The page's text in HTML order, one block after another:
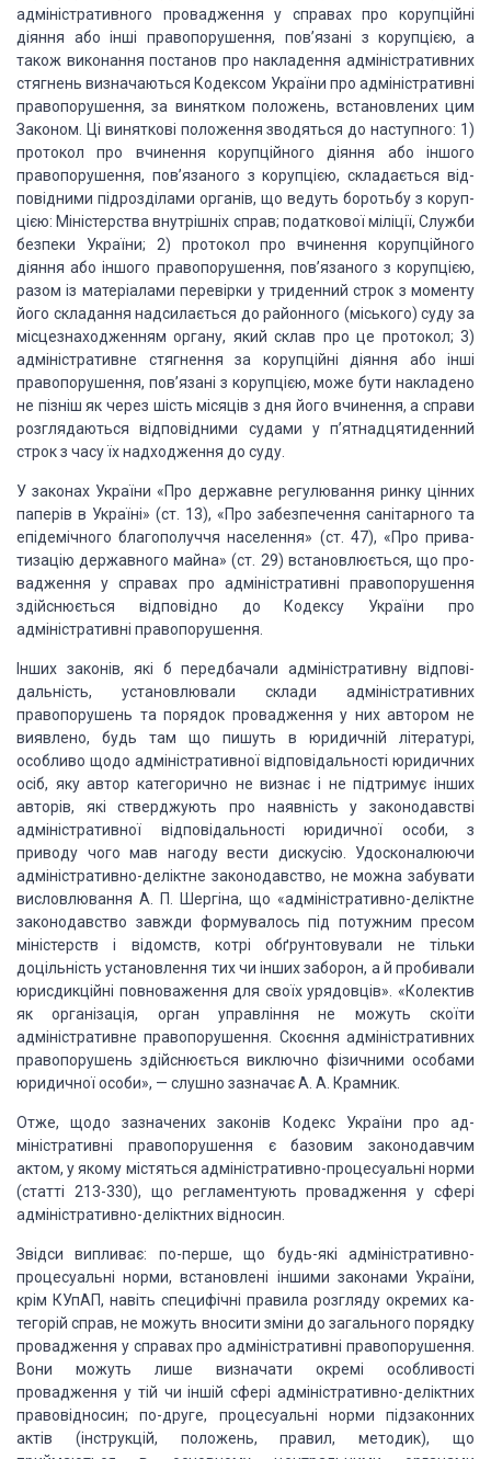
адміністративного провадження у справах про корупційні
діян­ня або інші правопорушення, пов’язані з корупцією, а
також виконання постанов про накладення адміністративних
стяг­нень визначаються Кодексом України про адміністративні
пра­вопорушення, за винятком положень, встановлених цим
Зако­ном.
Ці виняткові положення зводяться до наступного: 1)
про­токол про вчинення корупційного діяння або іншого
правопорушення, пов’язаного з корупцією, складається від­
повідними підрозділами органів, що ведуть боротьбу з коруп­
цією: Міністерства внутрішніх справ; податкової міліції, Служ­би
безпеки України; 2) протокол про вчинення корупційного
діяння або іншого правопорушення, пов’язаного з корупцією,
разом із матеріалами перевірки у триденний строк з моменту
його складання надсилається до районного (міського) суду за
місцезнаходженням органу, який склав про це протокол; 3)
адміністративне стягнення за корупційні діяння або інші
право­порушення, пов’язані з корупцією, може бути накладено
не пізніш як через шість місяців з дня його вчинення, а справи
розглядаються відповідними судами у п’ятнадцятиденний
строк з часу їхнадходження до суду.
У законах України «Про державне регулювання ринку цін­них
паперів в Україні» (ст. 13), «Про забезпечення санітарного та
епідемічного благополуччя населення» (ст. 47), «Про прива­
тизацію державного майна» (ст. 29) встановлюється, що про­
вадження у справах про адміністративні правопорушення
здій­снюється відповідно до Кодексу України про
адміністративні правопорушення.
Інших законів, які б передбачали адміністративну відпові­
дальність, установлювали склади адміністративних
правопору­шень та порядок провадження у них автором не
виявлено, будь там що пишуть в юридичній літературі,
особливо щодо ад­міністративної відповідальності юридичних
осіб, яку автор категорично не визнає і не підтримує інших
авторів, які стверджу­ють про наявність у законодавстві
адміністративної відповідаль­ності юридичної особи, з
приводу чого мав нагодувести дискусію. Удосконалюючи
адміністративно-деліктне законо­давство, не можна забувати
висловлювання А. П. Шергіна, що «адміністративно-деліктне
законодавство завжди формувалось під потужним пресом
міністерств і відомств, котрі обґрунтову­вали не тільки
доцільність установлення тих чи інших заборон, а й пробивали
юрисдикційні повноваження для своїх урядовців». «Колектив
як організація, орган управління не можуть скоїти
адміністративне правопорушення.
Скоєння адміністра­тивних
правопорушень здійснюється виключно фізичними осо­бами
юридичної особи», — слушно зазначає А. А. Крамник.
Отже, щодо зазначених законів Кодекс України про ад­
міністративні правопорушення є базовим законодавчим
актом, у якому містяться адміністративно-процесуальні норми
(статті 213-330), що регламентують провадження у сфері
адміністра­тивно-деліктнихвідносин.
Звідси випливає: по-перше, що будь-які адміністративно-
процесуальні норми, встановлені іншими законами України,
крім КУпАП, навіть специфічні правила розгляду окремих ка­
тегорій справ, не можуть вносити зміни до загального порядку
провадження у справах про адміністративні правопорушення.
Вони можуть лише визначати окремі особливості
провадження у тій чи іншій сфері адміністративно-деліктних
правовідносин; по-друге, процесуальні норми підзаконних
актів (інструкцій, положень, правил, методик), що